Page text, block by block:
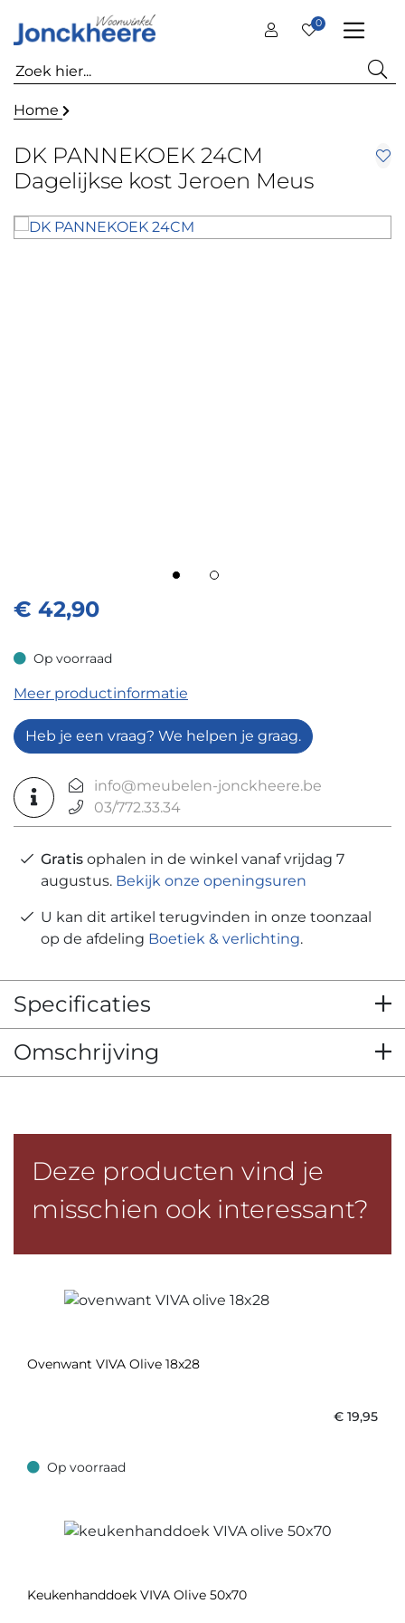
0
Home
DK PANNEKOEK 24CM
Dagelijkse kost Jeroen Meus
€ 42,90
Op voorraad
Op voorraad
Meer productinformatie
Heb je een vraag? We helpen je graag.
info@meubelen-jonckheere.be
03/772.33.34
Gratis ophalen in de winkel vanaf vrijdag 7
augustus. Bekijk onze openingsuren
U kan dit artikel terugvinden in onze toonzaal
op de afdeling Boetiek & verlichting.
Specificaties
Omschrijving
Deze producten vind je
misschien ook interessant?
Ovenwant VIVA Olive 18x28
€ 19,95
Op voorraad
Op voorraad
Keukenhanddoek VIVA Olive 50x70